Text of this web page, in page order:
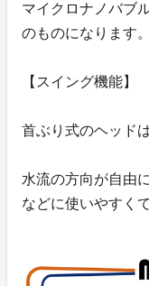
マイクロナノバブ
のものになります。
【スイング機能】
首ぶり式のヘッド
水流の方向が自由
などに使いやすく